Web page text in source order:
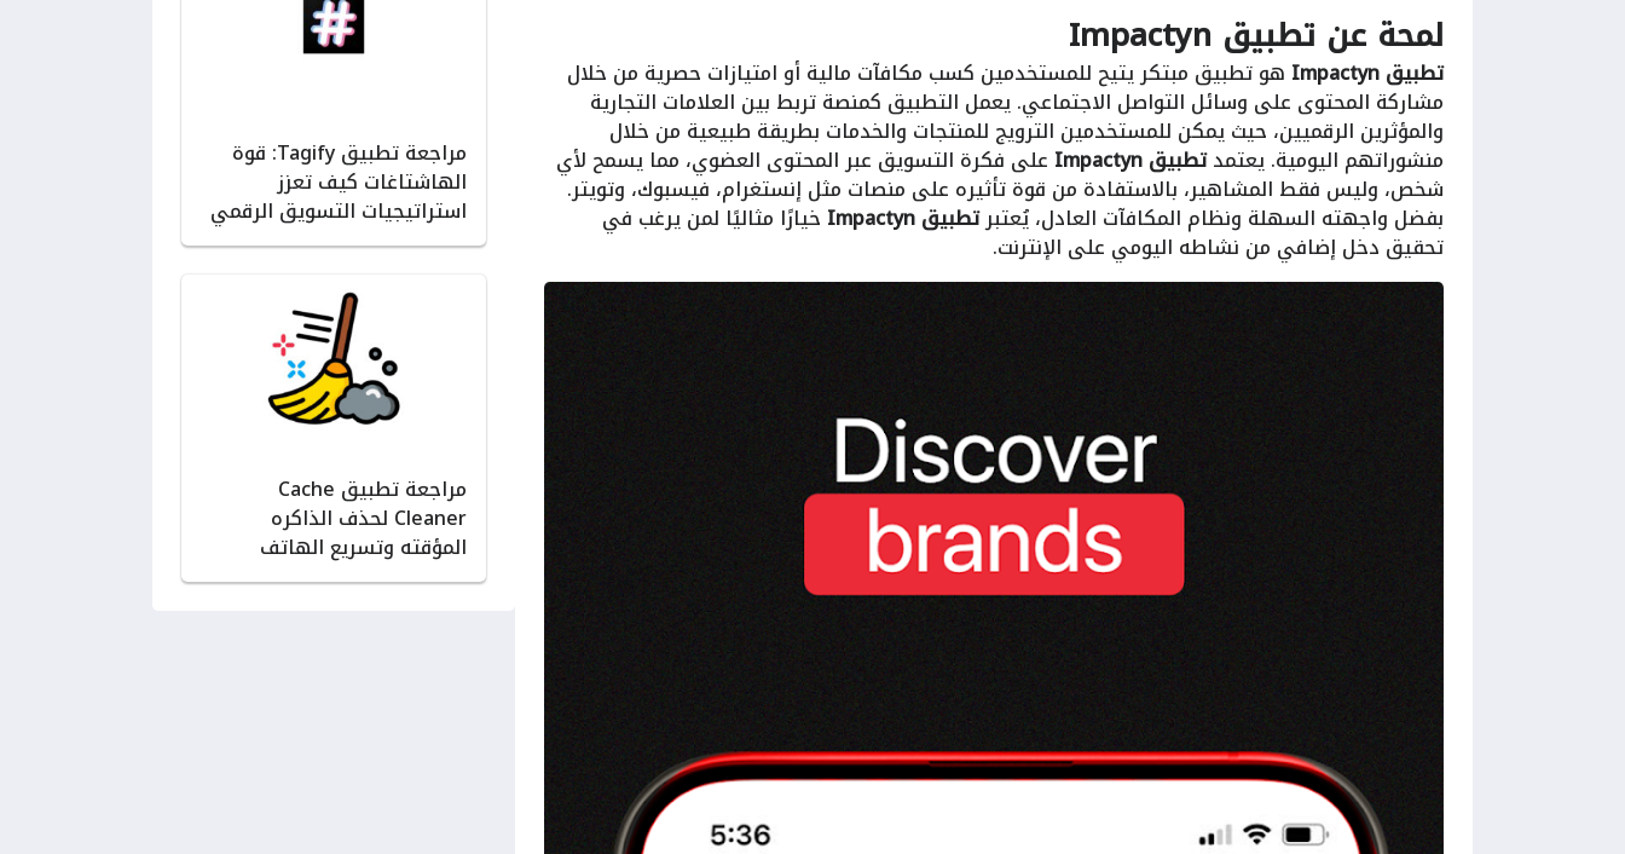
مراجعة تطبيق Tagify: قوة
الهاشتاغات كيف تعزز
استراتيجيات التسويق الرقمي
مراجعة تطبيق Cache
Cleaner لحذف الذاكره
المؤقته وتسريع الهاتف
لمحة عن تطبيق Impactyn
تطبيق Impactyn هو تطبيق مبتكر يتيح للمستخدمين كسب مكافآت مالية أو امتيازات حصرية من خلال
مشاركة المحتوى على وسائل التواصل الاجتماعي. يعمل التطبيق كمنصة تربط بين العلامات التجارية
والمؤثرين الرقميين، حيث يمكن للمستخدمين الترويج للمنتجات والخدمات بطريقة طبيعية من خلال
منشوراتهم اليومية. يعتمدتطبيق Impactyn على فكرة التسويق عبر المحتوى العضوي، مما يسمح لأي
شخص، وليس فقط المشاهير، بالاستفادة من قوة تأثيره على منصات مثل إنستغرام، فيسبوك، وتويتر.
بفضل واجهته السهلة ونظام المكافآت العادل، يُعتبرتطبيق Impactyn خيارًا مثاليًا لمن يرغب في
تحقيق دخل إضافي من نشاطه اليومي على الإنترنت.